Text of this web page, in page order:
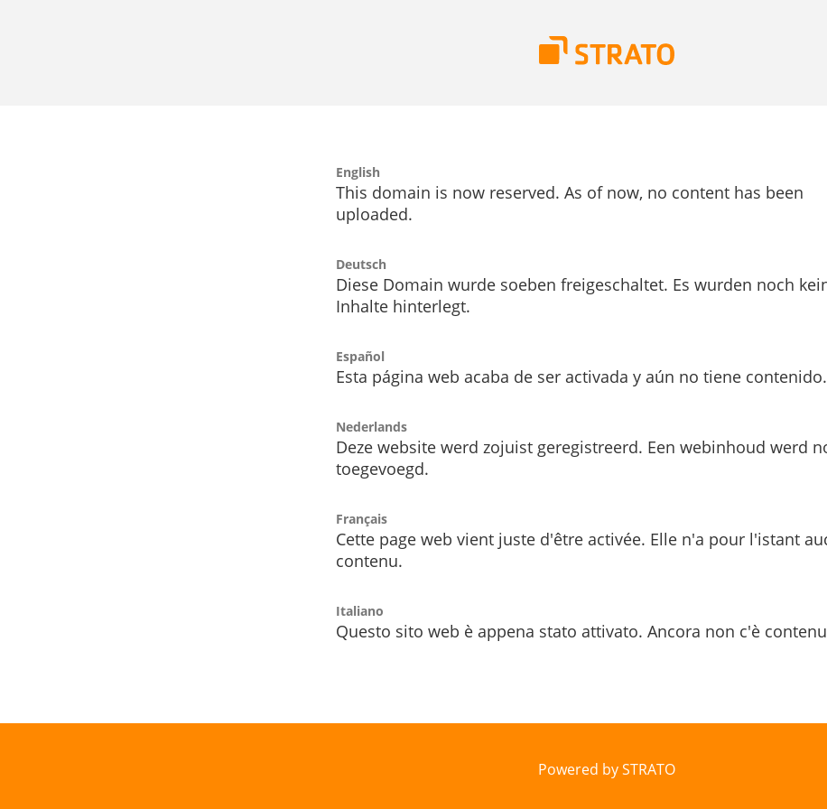
English
This domain is now reserved. As of now, no content has been
uploaded.
Deutsch
Diese Domain wurde soeben freigeschaltet. Es wurden noch
Inhalte hinterlegt.
Español
Esta página web acaba de ser activada y aún no tiene contenido.
Nederlands
Deze website werd zojuist geregistreerd. Een webinhoud werd
toegevoegd.
Français
Cette page web vient juste d'être activée. Elle n'a pour l'istant
contenu.
Italiano
Questo sito web è appena stato attivato. Ancora non c'è
Powered by STRATO